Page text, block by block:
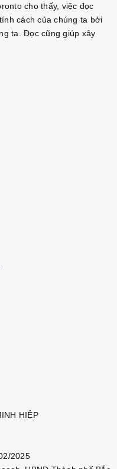
cho thấy, việc đọc
cách của chúng ta bởi
ta. Đọc cũng giúp xây
HIỆP
2025